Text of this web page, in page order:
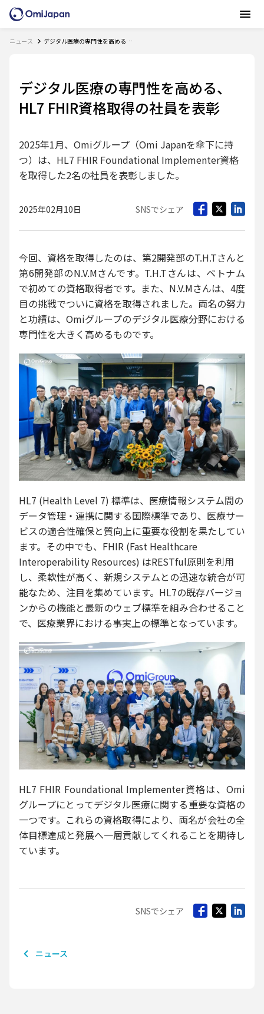
ニュース デジタル医療の専門性を高める、HL7 FHIR資格取得の社員を表彰
デジタル医療の専門性を高める、
HL7 FHIR資格取得の社員を表彰
2025年1月、Omiグループ（Omi Japanを傘下に持
つ）は、HL7 FHIR Foundational Implementer資格
を取得した2名の社員を表彰しました。
2025年02月10日 SNSでシェア
今回、資格を取得したのは、第2開発部のT.H.Tさんと
第6開発部のN.V.Mさんです。T.H.Tさんは、ベトナム
で初めての資格取得者です。また、N.V.Mさんは、4度
目の挑戦でついに資格を取得されました。両名の努力
と功績は、Omiグループのデジタル医療分野における
専門性を大きく高めるものです。
HL7 (Health Level 7) 標準は、医療情報システム間の
データ管理・連携に関する国際標準であり、医療サー
ビスの適合性確保と質向上に重要な役割を果たしてい
ます。その中でも、FHIR (Fast Healthcare
Interoperability Resources) はRESTful原則を利用
し、柔軟性が高く、新規システムとの迅速な統合が可
能なため、注目を集めています。HL7の既存バージョ
ンからの機能と最新のウェブ標準を組み合わせること
で、医療業界における事実上の標準となっています。
HL7 FHIR Foundational Implementer資格は、Omi
グループにとってデジタル医療に関する重要な資格の
一つです。これらの資格取得により、両名が会社の全
体目標達成と発展へ一層貢献してくれることを期待し
ています。
SNSでシェア
ニュース